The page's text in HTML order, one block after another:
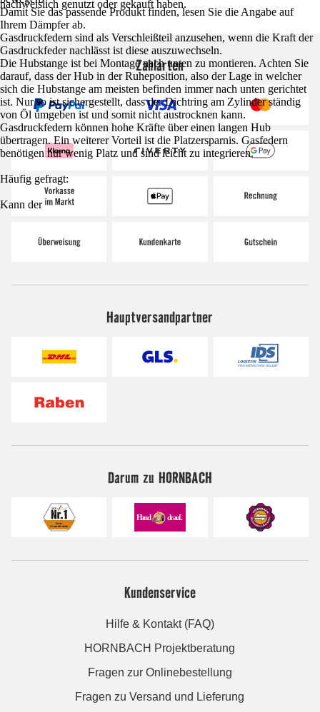
Damit Sie das passende Produkt finden, lesen Sie die Angabe auf
Ihrem Dämpfer ab.
Gasdruckfedern sind als Verschleißteil anzusehen, wenn die Kraft der
Gasdruckfeder nachlässt ist diese auszuwechseln.
Die Hubstange ist bei Montage nach unten zu montieren. Achten Sie
darauf, dass der Hub in der Ruheposition, also der Lage in welcher
sich die Hubstange am meisten befinden immer nach unten gerichtet
ist. Nur so ist sichergestellt, dass der Dichtring am Zylinder ständig
von Öl umgeben ist und somit nicht austrocknen kann.
Gasdruckfedern können hohe Kräfte über einen langen Hub
übertragen. Ein weiterer Vorteil ist die Platzersparnis. Gasfedern
benötigen nur wenig Platz und sind leicht zu integrieren.
Häufig gefragt:
Kann der
nachweislich genutzt oder gekauft haben.
Zahlarten
Hauptversandpartner
Darum zu HORNBACH
Kundenservice
Hilfe & Kontakt (FAQ)
HORNBACH Projektberatung
Fragen zur Onlinebestellung
Fragen zu Versand und Lieferung